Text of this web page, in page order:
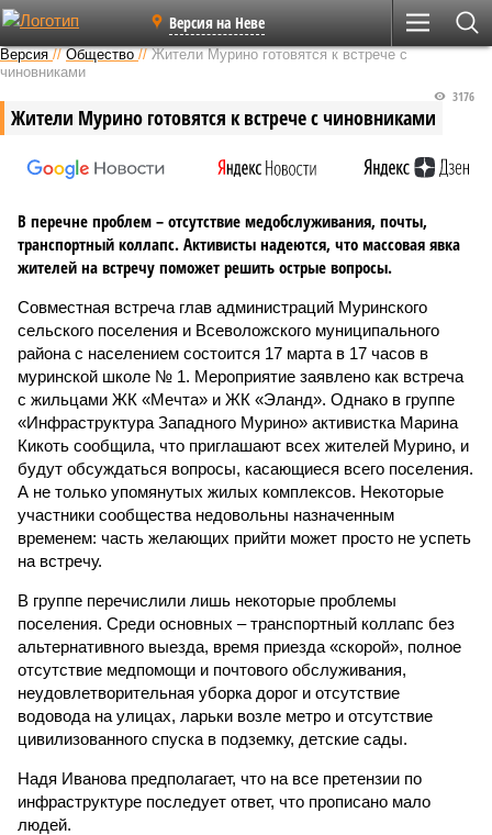
Версия на Неве
Версия //Общество //Жители Мурино готовятся к встрече с
чиновниками
Жители Мурино готовятся к встрече с чиновниками
3176
В перечне проблем – отсутствие медобслуживания, почты,
транспортный коллапс. Активисты надеются, что массовая явка
жителей на встречу поможет решить острые вопросы.
Совместная встреча глав администраций Муринского
сельского поселения и Всеволожского муниципального
района с населением состоится 17 марта в 17 часов в
муринской школе № 1. Мероприятие заявлено как встреча
с жильцами ЖК «Мечта» и ЖК «Эланд». Однако в группе
«Инфраструктура Западного Мурино» активистка Марина
Кикоть сообщила, что приглашают всех жителей Мурино, и
будут обсуждаться вопросы, касающиеся всего поселения.
А не только упомянутых жилых комплексов. Некоторые
участники сообщества недовольны назначенным
временем: часть желающих прийти может просто не успеть
на встречу.
В группе перечислили лишь некоторые проблемы
поселения. Среди основных – транспортный коллапс без
альтернативного выезда, время приезда «скорой», полное
отсутствие медпомощи и почтового обслуживания,
неудовлетворительная уборка дорог и отсутствие
водовода на улицах, ларьки возле метро и отсутствие
цивилизованного спуска в подземку, детские сады.
Надя Иванова предполагает, что на все претензии по
инфраструктуре последует ответ, что прописано мало
людей.